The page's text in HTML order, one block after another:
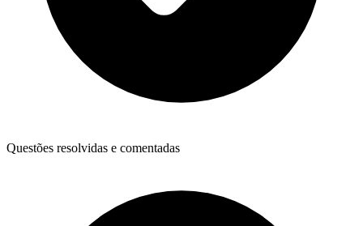
Questões resolvidas e comentadas